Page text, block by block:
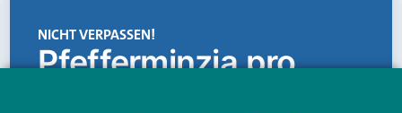
NICHT VERPASSEN!
Pfefferminzia.pro